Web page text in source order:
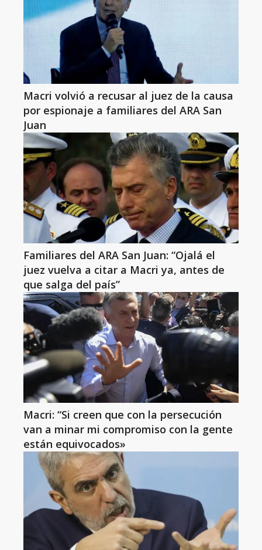
Macri volvió a recusar al juez de la causa
por espionaje a familiares del ARA San
Juan
Familiares del ARA San Juan: “Ojalá el
juez vuelva a citar a Macri ya, antes de
que salga del país”
Macri: “Si creen que con la persecución
van a minar mi compromiso con la gente
están equivocados»